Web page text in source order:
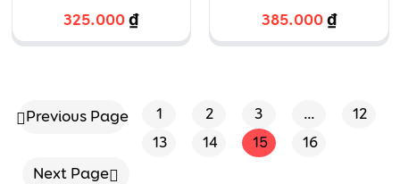
325.000₫
hoa
385.000₫
Previous Page 1 2 3 …
12
13
14 15
16
Next Page